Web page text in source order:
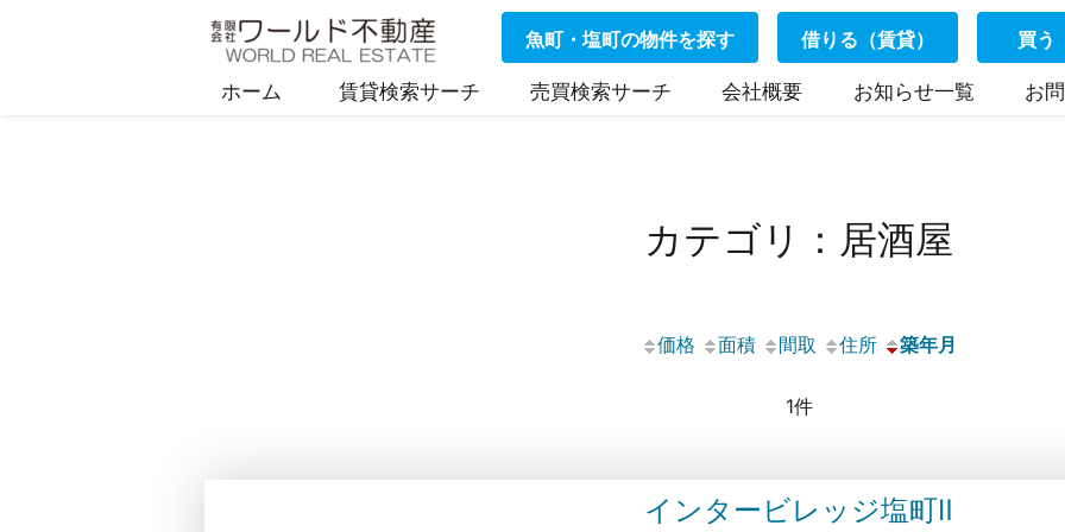
魚町・塩町の物件を探す 借りる（賃貸） 買う
ホーム 賃貸検索サーチ 売買検索サーチ 会社概要 お知らせ一覧 お
カテゴリ：居酒屋
価格 面積 間取 住所 築年月
1件
インタービレッジ塩町Ⅱ